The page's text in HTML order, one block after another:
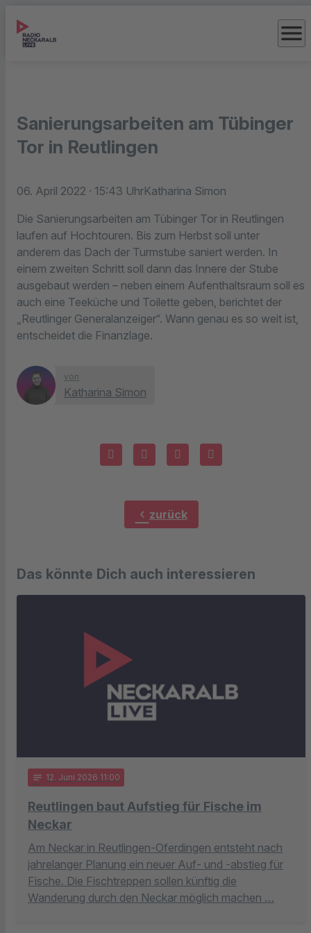
menu
Sanierungsarbeiten am Tübinger
Tor in Reutlingen
06. April 2022 · 15:43 UhrKatharina Simon
Die Sanierungsarbeiten am Tübinger Tor in Reutlingen
laufen auf Hochtouren. Bis zum Herbst soll unter
anderem das Dach der Turmstube saniert werden. In
einem zweiten Schritt soll dann das Innere der Stube
ausgebaut werden – neben einem Aufenthaltsraum soll es
auch eine Teeküche und Toilette geben, berichtet der
„Reutlinger Generalanzeiger“. Wann genau es so weit ist,
entscheidet die Finanzlage.
von
Katharina Simon
chevron_left zurück
Das könnte Dich auch interessieren
notes 12. Juni 2026 11:00
Reutlingen baut Aufstieg für Fische im
Neckar
Am Neckar in Reutlingen-Oferdingen entsteht nach
jahrelanger Planung ein neuer Auf- und -abstieg für
Fische. Die Fischtreppen sollen künftig die
Wanderung durch den Neckar möglich machen …